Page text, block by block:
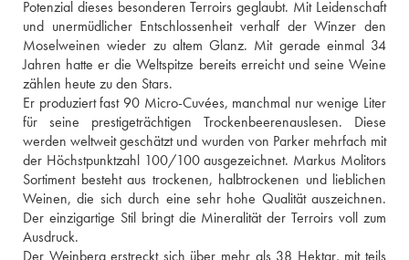
Potenzial dieses besonderen Terroirs geglaubt. Mit Leidenschaft
und unermüdlicher Entschlossenheit verhalf der Winzer den
Moselweinen wieder zu altem Glanz. Mit gerade einmal 34
Jahren hatte er die Weltspitze bereits erreicht und seine Weine
zählen heute zu den Stars.
Er produziert fast 90 Micro-Cuvées, manchmal nur wenige Liter
für seine prestigeträchtigen Trockenbeerenauslesen. Diese
werden weltweit geschätzt und wurden von Parker mehrfach mit
der Höchstpunktzahl 100/100 ausgezeichnet. Markus Molitors
Sortiment besteht aus trockenen, halbtrockenen und lieblichen
Weinen, die sich durch eine sehr hohe Qualität auszeichnen.
Der einzigartige Stil bringt die Mineralität der Terroirs voll zum
Ausdruck.
Der Weinberg erstreckt sich über mehr als 38 Hektar, mit teils